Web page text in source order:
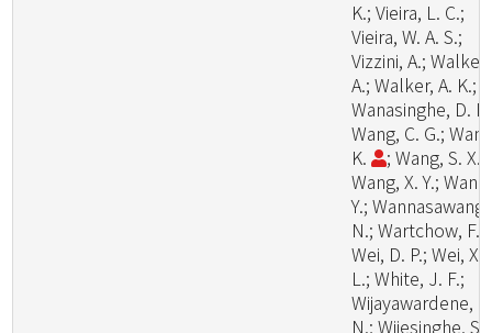
K.; Vieira, L. C.;
Vieira, W. A. S.;
Vizzini, A.; Walker,
A.; Walker, A. K.;
Wanasinghe, D.
Wang, C. G.;
K.
; Wang, S. X.;
Wang, X. Y.; Wang,
Y.; Wannasawang,
N.; Wartchow, F.;
Wei, D. P.; Wei, X.
L.; White, J. F.;
Wijayawardene,
N.; Wijesinghe, S.